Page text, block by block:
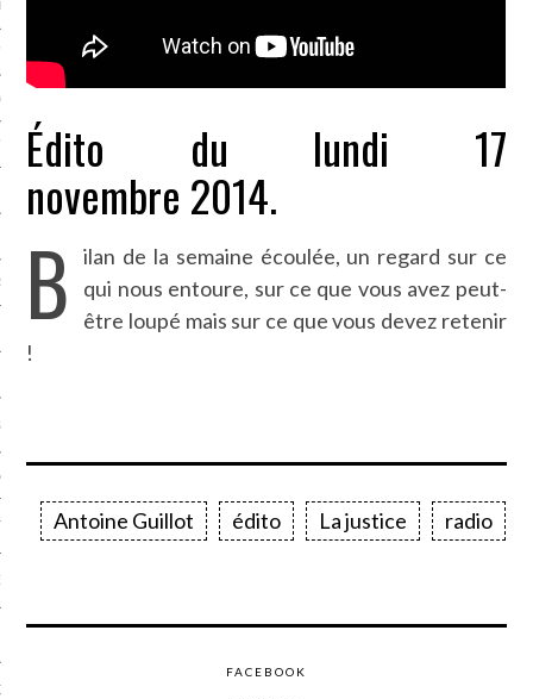
GUERRE
EN VOD
Édito du lundi 17
novembre 2014.
B
ilan de la semaine écoulée, un regard sur ce
qui nous entoure, sur ce que vous avez peut-
être loupé mais sur ce que vous devez retenir
!
Antoine Guillot édito La justice radio
FACEBOOK